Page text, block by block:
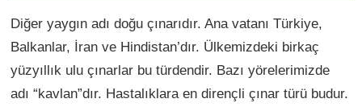
Diğer yaygın adı doğu çınarıdır. Ana vatanı Türkiye,
Balkanlar, İran ve Hindistan’dır. Ülkemizdeki birkaç
yüzyıllık ulu çınarlar bu türdendir. Bazı yörelerimizde
adı “kavlan”dır. Hastalıklara en dirençli çınar türü budur.